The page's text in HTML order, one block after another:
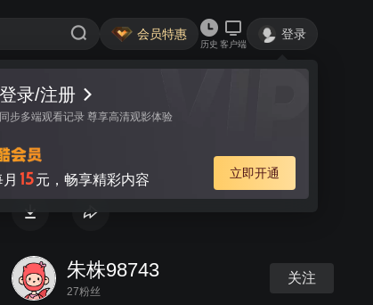
会员特惠
历史 客户端
登录
登录/注册
同步多端观看记录 尊享高清观影体验
15元，畅享精彩内容 立即开通
视频 讨论
爱蕾幼儿园球操
朱株98743
27粉丝
关注